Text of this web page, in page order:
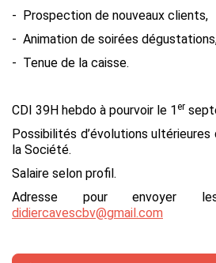
- Prospection de nouveaux clients,
- Animation de soirées
- Tenue de la caisse.
CDI 39H hebdo à pourvoir le 1er
Possibilités d’évolutions
la Société.
Salaire selon profil.
Adresse pour envoyer
didiercavescbv@gmail.com